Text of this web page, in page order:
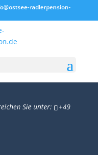
radlerpension-
Sie unter:
+49